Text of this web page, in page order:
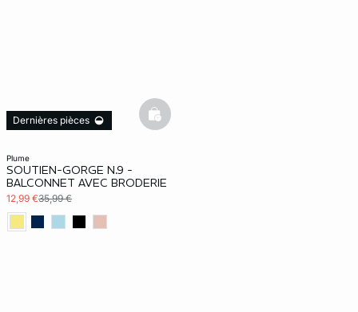
plume
SOUTIEN-GORGE N.9 -
BALCONNET AVEC BRODERIE
12,99 €35,99 €
Dernières pièces basketfull